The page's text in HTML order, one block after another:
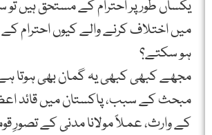
یکساں طور پر احترام کے مستحق ہیں
میں اختلاف کرنے والے کیوں احترام
ہو سکتے؟
مجھے کبھی کبھی یہ گمان بھی ہوتا
مبحث کے سبب، پاکستان میں قائد
کے وارث، عملاً مولانا مدنی کے تصورِ